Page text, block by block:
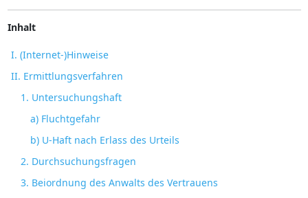
Inhalt
I. (Internet-)Hinweise
II. Ermittlungsverfahren
1. Untersuchungshaft
a) Fluchtgefahr
b) U-Haft nach Erlass des Urteils
2. Durchsuchungsfragen
3. Beiordnung des Anwalts des Vertrauens